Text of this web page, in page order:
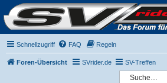
Schnellzugriff FAQ Regeln
Foren-Übersicht SVrider.de SV-Treffen